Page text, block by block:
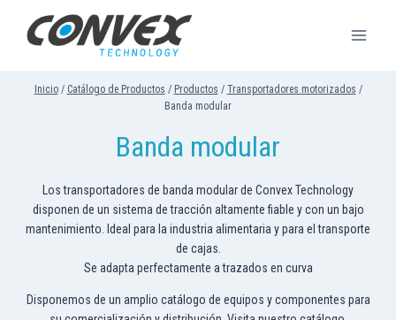
contenido
Inicio / Catálogo de Productos / Productos / Transportadores motorizados /
Banda modular
Banda modular
Los transportadores de banda modular de Convex Technology
disponen de un sistema de tracción altamente fiable y con un bajo
mantenimiento. Ideal para la industria alimentaria y para el transporte
de cajas.
Se adapta perfectamente a trazados en curva
Disponemos de un amplio catálogo de equipos y componentes para